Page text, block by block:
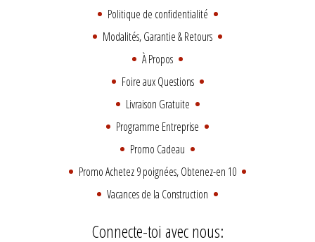
Politique de confidentialité
Modalités, Garantie & Retours
À Propos
Foire aux Questions
Livraison Gratuite
Programme Entreprise
Promo Cadeau
Promo Achetez 9 poignées, Obtenez-en 10
Vacances de la Construction
Connecte-toi avec nous: